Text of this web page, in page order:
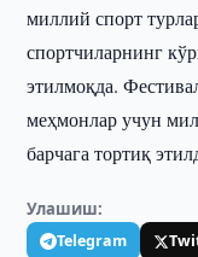
миллий спорт
спортчиларнинг
этилмоқда.
меҳмонлар учун
барчага тортиқ
Улашиш:
Telegram